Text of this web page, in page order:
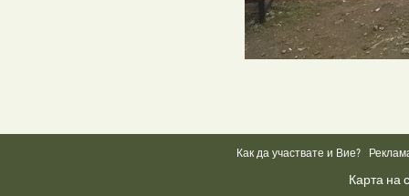
Как да участвате и Вие?
Карта на